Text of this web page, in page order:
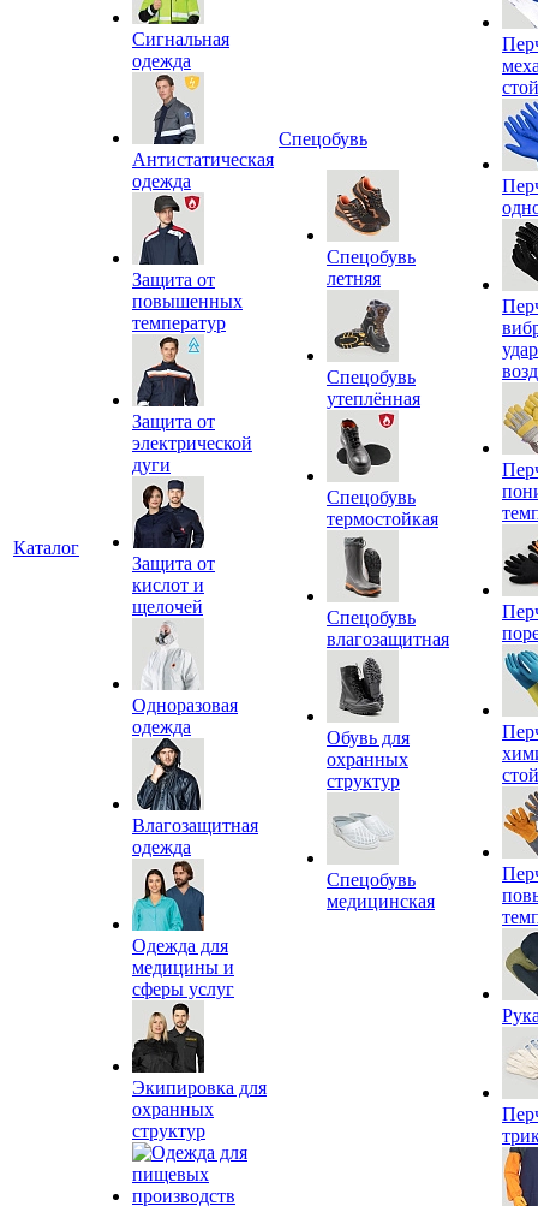
Каталог
Сигнальная
одежда
Антистатическая
одежда
Защита от
повышенных
температур
Защита от
электрической
дуги
Защита от
кислот и
щелочей
Одноразовая
одежда
Влагозащитная
одежда
Одежда для
медицины и
сферы услуг
Экипировка для
охранных
структур
Спецобувь
Спецобувь
летняя
Спецобувь
утеплённая
Спецобувь
термостойкая
Спецобувь
влагозащитная
Обувь для
охранных
структур
Спецобувь
медицинская